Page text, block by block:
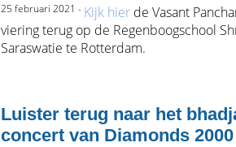
25 februari 2021 - Kijk hier de Vasant
viering terug op de Regenboogschool
Saraswatie te Rotterdam.
Luister terug naar het
concert van Diamonds 2000